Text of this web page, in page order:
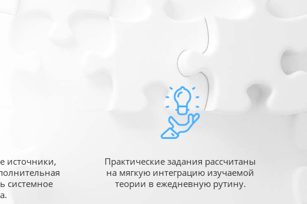
источники,
системное
Практические задания рассчитаны
на мягкую интеграцию изучаемой
теории в ежедневную рутину.